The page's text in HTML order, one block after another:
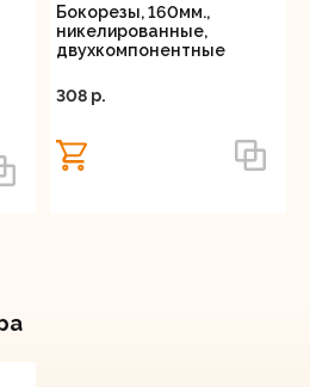
Бокорезы, 160мм.,
никелированные,
двухкомпонентные
308 p.